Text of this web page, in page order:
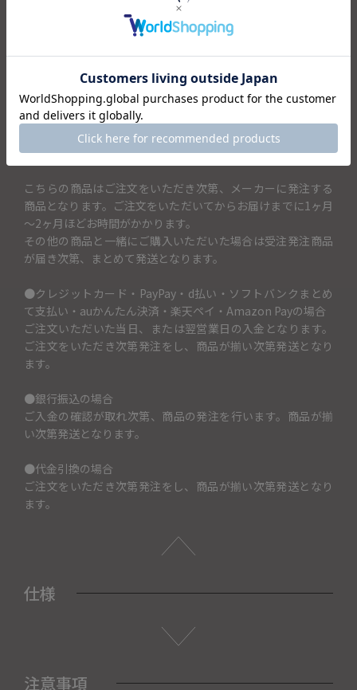
土鍋の蓋に記載するお名前を「土鍋に入れるお名前（13文字
まで）」の項目に入力してください。土鍋に記載できるお名
（13文字まで）の項目には「SATOFAMIRY」と記入。
・アルファベット大文字のみ
・可能記号「♥」「＆」「+」「×」「★」
・ホワイトに関しては文字色が黒色となります
こちらの商品はご注文をいただき次第、メーカーに発注する
商品となります。ご注文をいただいてからお届けまでに1ヶ月
～2ヶ月ほどお時間がかかります。
その他の商品と一緒にご購入いただいた場合は受注発注商品
が届き次第、まとめて発送となります。
●クレジットカード・PayPay・d払い・ソフトバンクまとめ
て支払い・auかんたん決済・楽天ペイ・Amazon Payの場合
ご注文いただいた当日、または翌営業日の入金となります。
ご注文をいただき次第発注をし、商品が揃い次第発送となり
ます。
●銀行振込の場合
ご入金の確認が取れ次第、商品の発注を行います。商品が揃
い次第発送となります。
●代金引換の場合
ご注文をいただき次第発注をし、商品が揃い次第発送となり
ます。
仕様
注意事項